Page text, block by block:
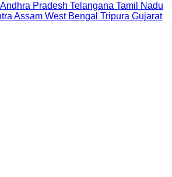
Andhra Pradesh Telangana Tamil Nadu
Assam West Bengal Tripura Gujarat